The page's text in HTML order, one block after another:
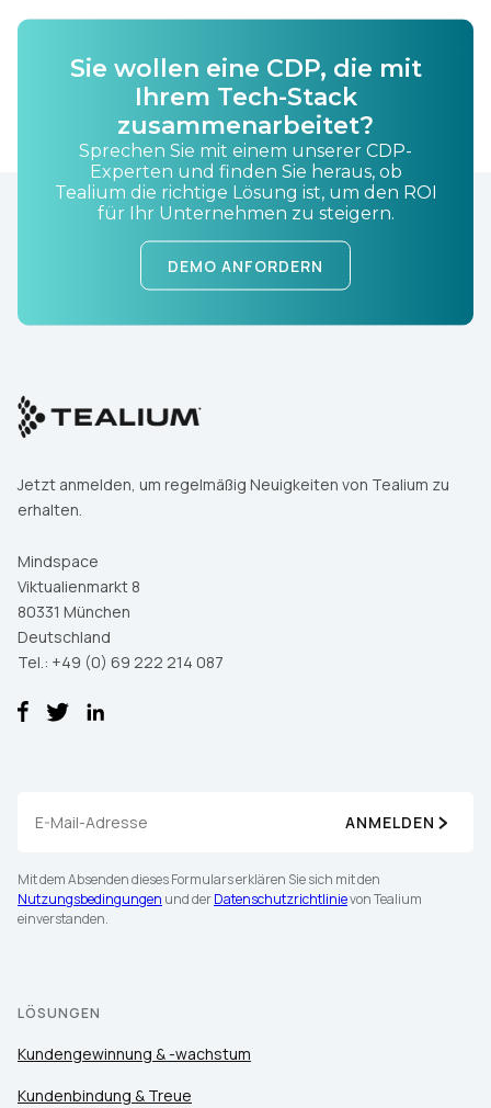
Sie wollen eine CDP, die mit
Ihrem Tech-Stack
zusammenarbeitet?
Sprechen Sie mit einem unserer CDP-
Experten und finden Sie heraus, ob
Tealium die richtige Lösung ist, um den ROI
für Ihr Unternehmen zu steigern.
DEMO ANFORDERN
Jetzt anmelden, um regelmäßig Neuigkeiten von Tealium zu
erhalten.
Mindspace
Viktualienmarkt 8
80331 München
Deutschland
Tel.: +49 (0) 69 222 214 087
ANMELDEN
Mit dem Absenden dieses Formulars erklären Sie sich mit den
Nutzungsbedingungen und derDatenschutzrichtlinievon Tealium
einverstanden.
LÖSUNGEN
Kundengewinnung & -wachstum
Kundenbindung & Treue